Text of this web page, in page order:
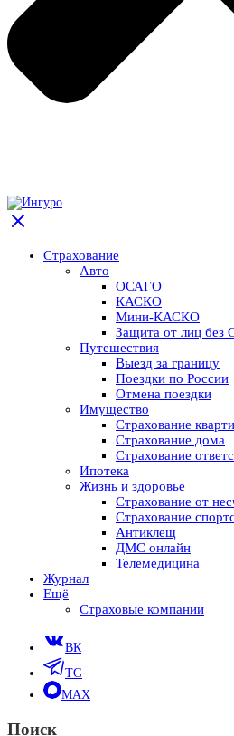
Страхование
Авто
ОСАГО
КАСКО
Мини-КАСКО
Защита от лиц
Путешествия
Выезд за границу
Поездки по России
Отмена поездки
Имущество
Страхование
Страхование дома
Страхование
Ипотека
Жизнь и здоровье
Страхование от
Страхование
Антиклещ
ДМС онлайн
Телемедицина
Журнал
Ещё
Страховые компании
ВК
TG
MAX
Поиск